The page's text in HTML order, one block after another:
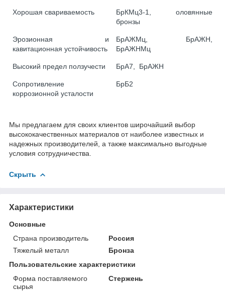
Хорошая свариваемость
БрКМц3-1, оловянные
бронзы
Эрозионная и
кавитационная устойчивость
БрАЖМц, БрАЖН,
БрАЖНМц
Высокий предел ползучести БрА7, БрАЖН
Сопротивление
коррозионной усталости
БрБ2
Мы предлагаем для своих клиентов широчайший выбор
высококачественных материалов от наиболее известных и
надежных производителей, а также максимально выгодные
условия сотрудничества.
Скрыть
Характеристики
Основные
Страна производитель
Россия
Тяжелый металл
Бронза
Пользовательские характеристики
Форма поставляемого
сырья
Стержень